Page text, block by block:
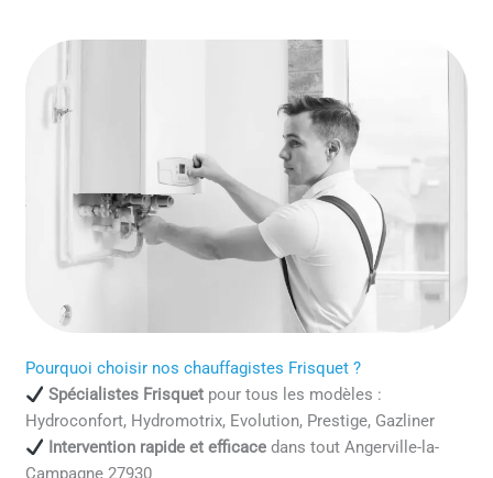
Pourquoi choisir nos chauffagistes Frisquet ?
Spécialistes Frisquetpour tous les modèles :
Hydroconfort, Hydromotrix, Evolution, Prestige, Gazliner
Intervention rapide et efficacedans tout Angerville-la-
Campagne 27930